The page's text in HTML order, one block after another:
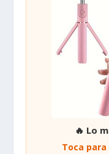
🔥 Lo
Toca